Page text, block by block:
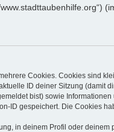
Cookies. Cookies sind
ID deiner Sitzung
bist) sowie
ID gespeichert. Die Cookies
in deinem Profil oder